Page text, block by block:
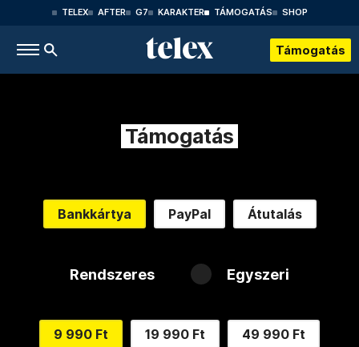
TELEX AFTER G7 KARAKTER TÁMOGATÁS SHOP
Támogatás
Támogatás
Bankkártya PayPal Átutalás
Rendszeres Egyszeri
9 990 Ft 19 990 Ft 49 990 Ft